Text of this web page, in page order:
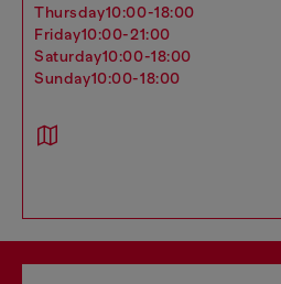
thursday10:00-18:00
friday10:00-21:00
saturday10:00-18:00
sunday10:00-18:00